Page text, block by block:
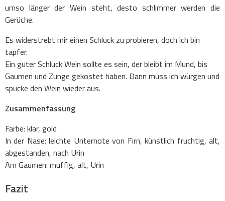
umso länger der Wein steht, desto schlimmer werden die
Gerüche.
Es widerstrebt mir einen Schluck zu probieren, doch ich bin
tapfer.
Ein guter Schluck Wein sollte es sein, der bleibt im Mund, bis
Gaumen und Zunge gekostet haben. Dann muss ich würgen und
spucke den Wein wieder aus.
Zusammenfassung
Farbe: klar, gold
In der Nase: leichte Unternote von Firn, künstlich fruchtig, alt,
abgestanden, nach Urin
Am Gaumen: muffig, alt, Urin
Fazit